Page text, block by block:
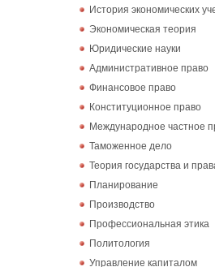
История экономических
Экономическая теория
Юридические науки
Административное право
Финансовое право
Конституционное право
Международное частное
Таможенное дело
Теория государства и
Планирование
Производство
Профессиональная этика
Политология
Управление капиталом